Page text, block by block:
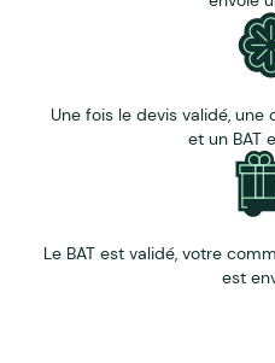
Une fois le devis validé,
et un BAT
Le BAT est validé, votre
est